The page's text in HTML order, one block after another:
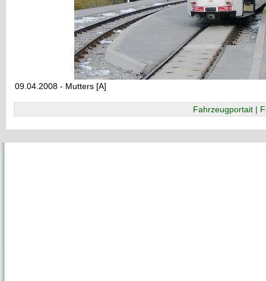
09.04.2008 - Mutters [A]
Fahrzeugportait |